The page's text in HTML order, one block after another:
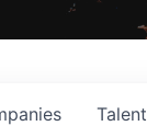
Talent